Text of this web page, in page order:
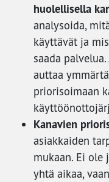
huolellisella
analysoida,
käyttävät ja
saada
auttaa
priorisoimaan
Kanavien
asiakkaiden
mukaan. Ei ole
yhtä aikaa,